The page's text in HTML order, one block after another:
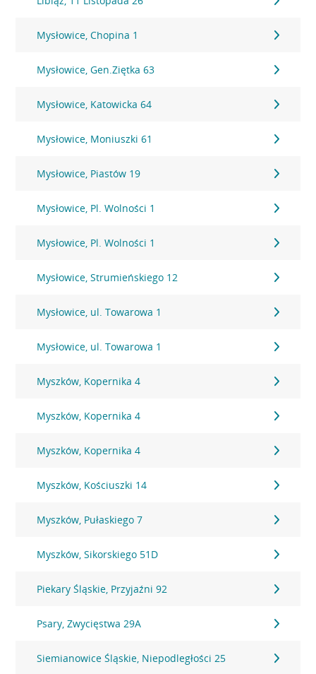
Mysłowice, Chopina 1
Mysłowice, Gen.Ziętka 63
Mysłowice, Katowicka 64
Mysłowice, Moniuszki 61
Mysłowice, Piastów 19
Mysłowice, Pl. Wolności 1
Mysłowice, Pl. Wolności 1
Mysłowice, Strumieńskiego 12
Mysłowice, ul. Towarowa 1
Mysłowice, ul. Towarowa 1
Myszków, Kopernika 4
Myszków, Kopernika 4
Myszków, Kopernika 4
Myszków, Kościuszki 14
Myszków, Pułaskiego 7
Myszków, Sikorskiego 51D
Piekary Śląskie, Przyjaźni 92
Psary, Zwycięstwa 29A
Siemianowice Śląskie, Niepodległości 25